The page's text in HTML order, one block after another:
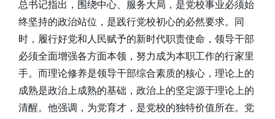
总书记指出，围绕中心、服务大局，是党校事业必须始
终坚持的政治站位，是践行党校初心的必然要求。同
时，履行好党和人民赋予的新时代职责使命，领导干部
必须全面增强各方面本领，努力成为本职工作的行家里
手。而理论修养是领导干部综合素质的核心，理论上的
成熟是政治上成熟的基础，政治上的坚定源于理论上的
清醒。他强调，为党育才，是党校的独特价值所在。党